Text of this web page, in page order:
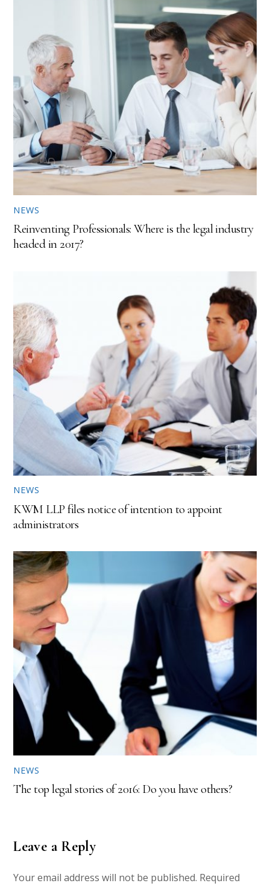
NEWS
Reinventing Professionals: Where is the legal industry
headed in 2017?
NEWS
KWM LLP files notice of intention to appoint
administrators
NEWS
The top legal stories of 2016: Do you have others?
Leave a Reply
Your email address will not be published. Required